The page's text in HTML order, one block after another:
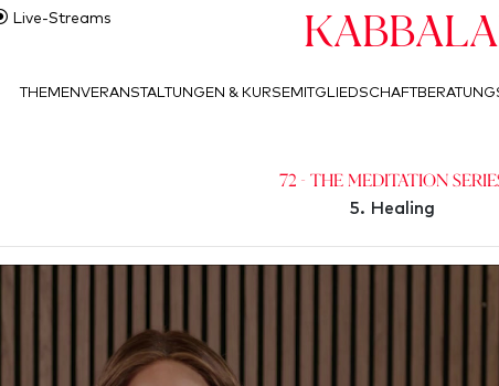
Live-Streams
THEMENVERANSTALTUNGEN & KURSEMITGLIEDSCHAFTBERATUNG
72 - The Meditation
5. Healing